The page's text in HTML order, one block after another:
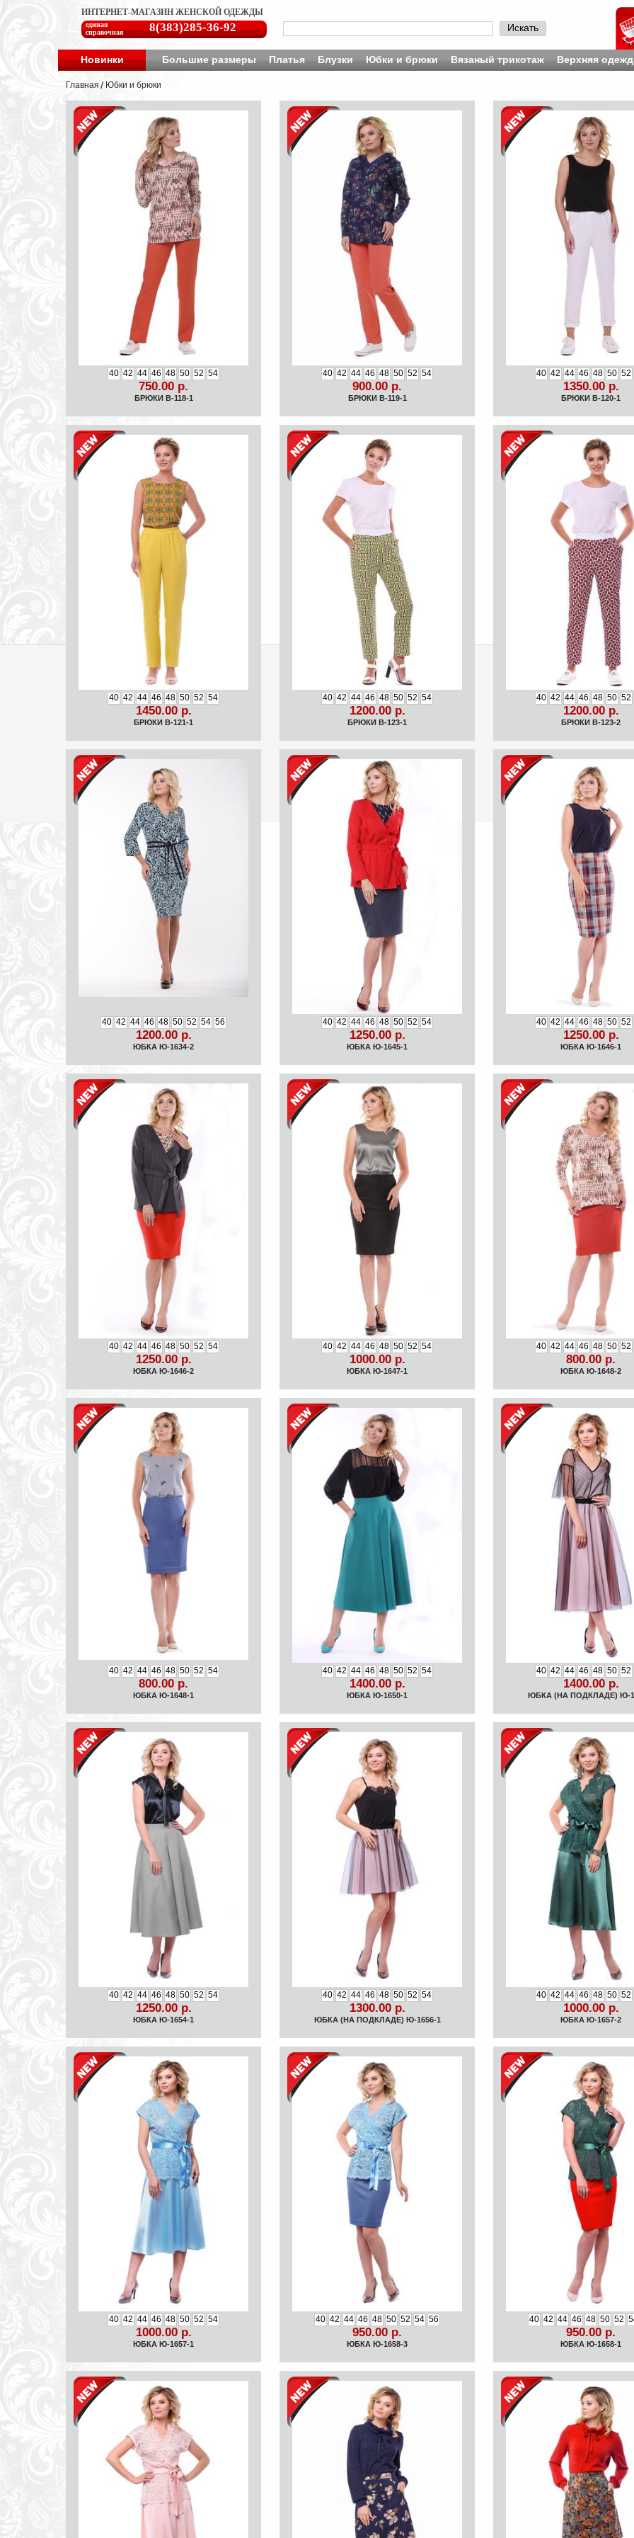
ИНТЕРНЕТ-МАГАЗИН ЖЕНСКОЙ ОДЕЖДЫ
единая
справочная
8(383)285-36-92 Искать
Новинки Большие размеры Платья Блузки Юбки и брюки Вязаный трикотаж Верхняя
Главная Юбки и брюки
40 42 44 46 48 50 52 54
750.00 р.
БРЮКИ B-118-1
40 42 44 46 48 50 52 54
900.00 р.
БРЮКИ B-119-1
40 42 44 46 48 50 52
1350.00 р.
БРЮКИ B-120-1
40 42 44 46 48 50 52 54
1450.00 р.
БРЮКИ B-121-1
40 42 44 46 48 50 52 54
1200.00 р.
БРЮКИ B-123-1
40 42 44 46 48 50 52
1200.00 р.
БРЮКИ B-123-2
40 42 44 46 48 50 52 54 56
1200.00 р.
ЮБКА Ю-1634-2
40 42 44 46 48 50 52 54
1250.00 р.
ЮБКА Ю-1645-1
40 42 44 46 48 50 52
1250.00 р.
ЮБКА Ю-1646-1
40 42 44 46 48 50 52 54
1250.00 р.
ЮБКА Ю-1646-2
40 42 44 46 48 50 52 54
1000.00 р.
ЮБКА Ю-1647-1
40 42 44 46 48 50 52
800.00 р.
ЮБКА Ю-1648-2
40 42 44 46 48 50 52 54
800.00 р.
ЮБКА Ю-1648-1
40 42 44 46 48 50 52 54
1400.00 р.
ЮБКА Ю-1650-1
40 42 44 46 48 50 52
1400.00 р.
ЮБКА (НА ПОДКЛАДЕ) Ю-
40 42 44 46 48 50 52 54
1250.00 р.
ЮБКА Ю-1654-1
40 42 44 46 48 50 52 54
1300.00 р.
ЮБКА (НА ПОДКЛАДЕ) Ю-1656-1
40 42 44 46 48 50 52
1000.00 р.
ЮБКА Ю-1657-2
40 42 44 46 48 50 52 54
1000.00 р.
ЮБКА Ю-1657-1
40 42 44 46 48 50 52 54 56
950.00 р.
ЮБКА Ю-1658-3
40 42 44 46 48 50 52
950.00 р.
ЮБКА Ю-1658-1